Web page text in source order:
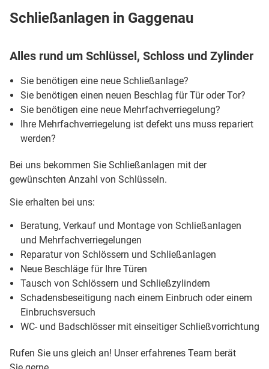
Schließanlagen in Gaggenau
Alles rund um Schlüssel, Schloss und Zylinder
Sie benötigen eine neue Schließanlage?
Sie benötigen einen neuen Beschlag für Tür oder Tor?
Sie benötigen eine neue Mehrfachverriegelung?
Ihre Mehrfachverriegelung ist defekt uns muss repariert
werden?
Bei uns bekommen Sie Schließanlagen mit der
gewünschten Anzahl von Schlüsseln.
Sie erhalten bei uns:
Beratung, Verkauf und Montage von Schließanlagen
und Mehrfachverriegelungen
Reparatur von Schlössern und Schließanlagen
Neue Beschläge für Ihre Türen
Tausch von Schlössern und Schließzylindern
Schadensbeseitigung nach einem Einbruch oder einem
Einbruchsversuch
WC- und Badschlösser mit einseitiger Schließvorrichtung
Rufen Sie uns gleich an! Unser erfahrenes Team berät